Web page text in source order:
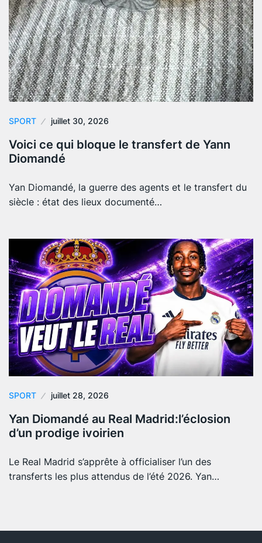
SPORT juillet 30, 2026
Voici ce qui bloque le transfert de Yann
Diomandé
Yan Diomandé, la guerre des agents et le transfert du
siècle : état des lieux documenté…
SPORT juillet 28, 2026
Yan Diomandé au Real Madrid:l’éclosion
d’un prodige ivoirien
Le Real Madrid s’apprête à officialiser l’un des
transferts les plus attendus de l’été 2026. Yan…